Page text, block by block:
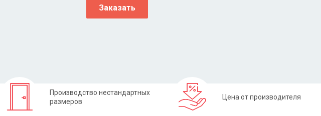
Заказать
Производство нестандартных
размеров
Цена от производителя